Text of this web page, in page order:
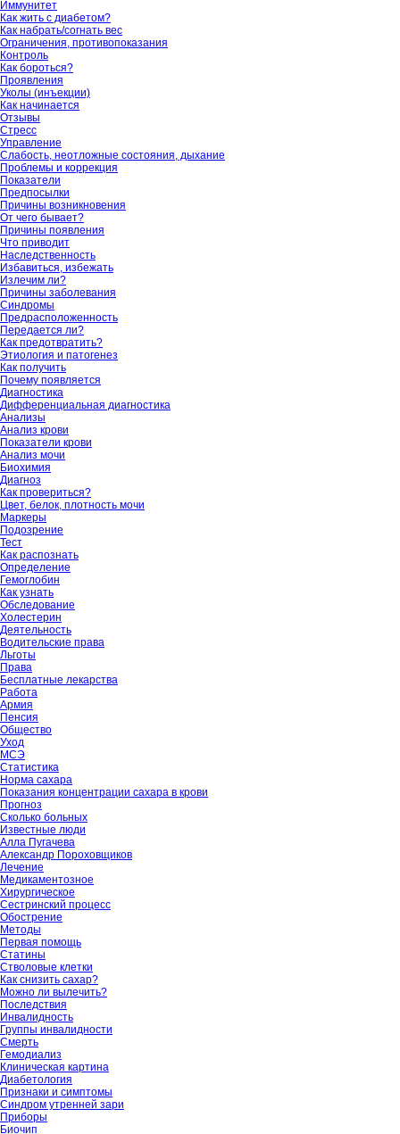
Иммунитет
Как жить с диабетом?
Как набрать/согнать вес
Ограничения, противопоказания
Контроль
Как бороться?
Проявления
Уколы (инъекции)
Как начинается
Отзывы
Стресс
Управление
Слабость, неотложные состояния, дыхание
Проблемы и коррекция
Показатели
Предпосылки
Причины возникновения
От чего бывает?
Причины появления
Что приводит
Наследственность
Избавиться, избежать
Излечим ли?
Причины заболевания
Синдромы
Предрасположенность
Передается ли?
Как предотвратить?
Этиология и патогенез
Как получить
Почему появляется
Диагностика
Дифференциальная диагностика
Анализы
Анализ крови
Показатели крови
Анализ мочи
Биохимия
Диагноз
Как провериться?
Цвет, белок, плотность мочи
Маркеры
Подозрение
Тест
Как распознать
Определение
Гемоглобин
Как узнать
Обследование
Холестерин
Деятельность
Водительские права
Льготы
Права
Бесплатные лекарства
Работа
Армия
Пенсия
Общество
Уход
МСЭ
Статистика
Норма сахара
Показания концентрации сахара в крови
Прогноз
Сколько больных
Известные люди
Алла Пугачева
Александр Пороховщиков
Лечение
Медикаментозное
Хирургическое
Сестринский процесс
Обострение
Методы
Первая помощь
Статины
Стволовые клетки
Как снизить сахар?
Можно ли вылечить?
Последствия
Инвалидность
Группы инвалидности
Смерть
Гемодиализ
Клиническая картина
Диабетология
Признаки и симптомы
Синдром утренней зари
Приборы
Биочип